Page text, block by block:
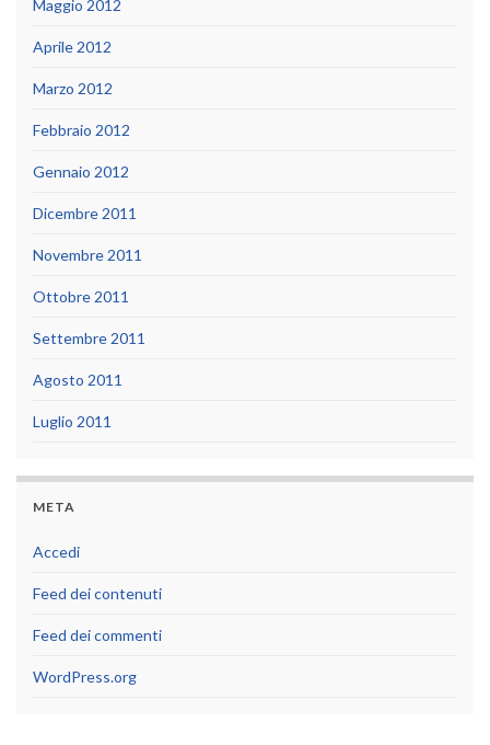
Maggio 2012
Aprile 2012
Marzo 2012
Febbraio 2012
Gennaio 2012
Dicembre 2011
Novembre 2011
Ottobre 2011
Settembre 2011
Agosto 2011
Luglio 2011
META
Accedi
Feed dei contenuti
Feed dei commenti
WordPress.org